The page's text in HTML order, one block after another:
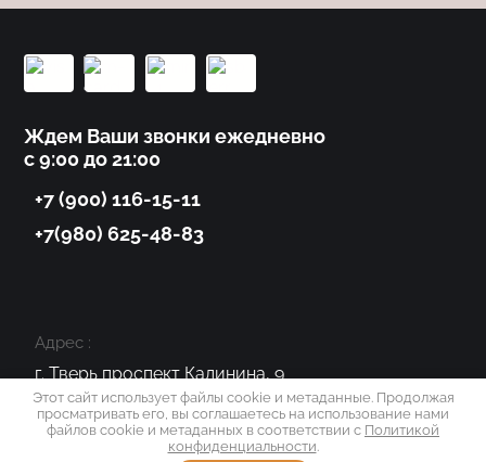
Этот сайт использует файлы cookie и метаданные. Продолжая
просматривать его, вы соглашаетесь на использование нами
файлов cookie и метаданных в соответствии с Политикой
конфиденциальности.
Адрес :
г. Тверь проспект Калинина, 9
Ждем Ваши звонки ежедневно
с 9:00 до 21:00
+7 (900) 116-15-11
+7(980) 625-48-83
2022 Gala coffee